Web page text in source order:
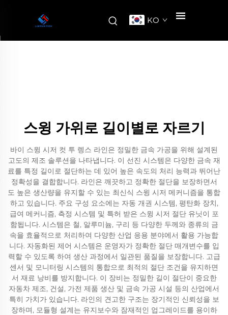
KO
스윙 가위로 길이별로 자르기
바이 스윙 시저 컷 투 렝스 라인은 정밀한 금속 가공을 위해 설계된
고도의 제조 솔루션을 나타냅니다. 이 선진 시스템은 다양한 금속 재
료를 특정 길이로 절단하는 데 있어 높은 속도의 처리 능력과 뛰어난
정확성을 결합합니다. 라인은 깨끗하고 정확한 절단을 보장하면서
도 높은 생산량을 유지할 수 있는 최신식 스윙 시저 메커니즘을 통합
하고 있습니다. 주요 구성 요소에는 자동 개권 시스템, 평탄화 장치,
급여 메커니즘, 측정 시스템 및 특허 받은 스윙 시저 절단 유닛이 포
함됩니다. 시스템은 철, 알루미늄, 구리 등 다양한 두께와 종류의 금
속을 효율적으로 처리하여 다양한 산업 응용 분야에서 활용 가능합
니다. 자동화된 제어 시스템은 운영자가 정확한 절단 매개변수를 입
력할 수 있도록 하여 생산 과정에서 일관된 품질을 보장합니다. 고급
센서 및 모니터링 시스템의 통합으로 최적의 절단 조건을 유지하면
서 재료 낭비를 방지합니다. 이 장비는 정밀한 길이 절단이 중요한
자동차 제조, 건설, 가전 제품 생산 및 금속 가공 시설 등의 산업에서
특히 가치가 있습니다. 라인의 견고한 구조는 장기적인 신뢰성을 보
장하며, 모듈형 설계는 유지보수와 잠재적인 업그레이드를 용이하